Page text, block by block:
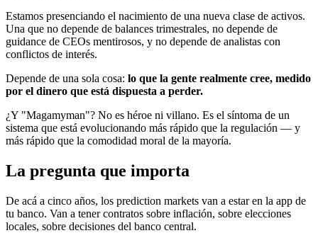
Estamos presenciando el nacimiento de una nueva clase de activos.
Una que no depende de balances trimestrales, no depende de
guidance de CEOs mentirosos, y no depende de analistas con
conflictos de interés.
Depende de una sola cosa: lo que la gente realmente cree, medido
por el dinero que está dispuesta a perder.
¿Y "Magamyman"? No es héroe ni villano. Es el síntoma de un
sistema que está evolucionando más rápido que la regulación — y
más rápido que la comodidad moral de la mayoría.
La pregunta que importa
De acá a cinco años, los prediction markets van a estar en la app de
tu banco. Van a tener contratos sobre inflación, sobre elecciones
locales, sobre decisiones del banco central.